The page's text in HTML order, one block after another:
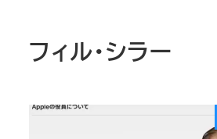
フィル・シラー